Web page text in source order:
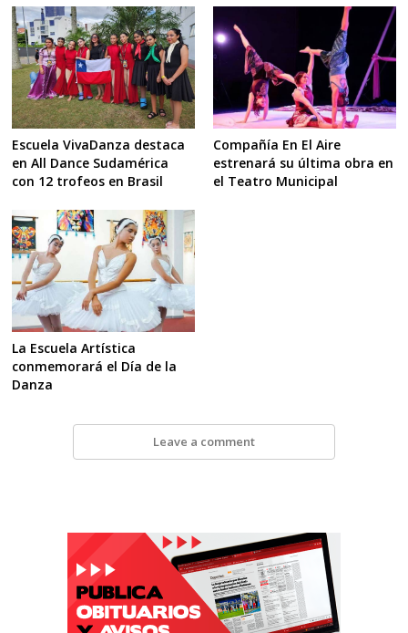
Escuela VivaDanza destaca
en All Dance Sudamérica
con 12 trofeos en Brasil
Compañía En El Aire
estrenará su última obra en
el Teatro Municipal
La Escuela Artística
conmemorará el Día de la
Danza
Leave a comment